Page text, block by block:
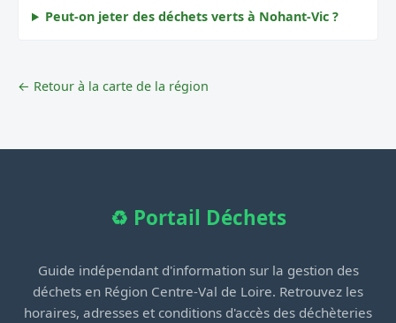
Peut-on jeter des déchets verts à Nohant-Vic ?
← Retour à la carte de la région
♻️ Portail Déchets
Guide indépendant d'information sur la gestion des
déchets en Région Centre-Val de Loire. Retrouvez les
horaires, adresses et conditions d'accès des déchèteries